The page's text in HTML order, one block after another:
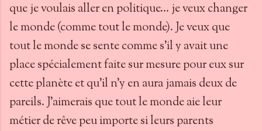
que je voulais aller en politique… je veux changer
le monde (comme tout le monde). Je veux que
tout le monde se sente comme s’il y avait une
place spécialement faite sur mesure pour eux sur
cette planète et qu’il n’y en aura jamais deux de
pareils. J’aimerais que tout le monde aie leur
métier de rêve peu importe si leurs parents